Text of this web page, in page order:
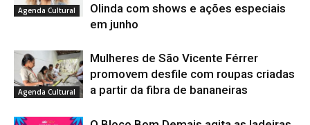
Agenda Cultural
Olinda com shows e ações especiais
em junho
Agenda Cultural
Mulheres de São Vicente Férrer
promovem desfile com roupas criadas
a partir da fibra de bananeiras